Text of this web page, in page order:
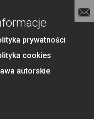
prywatności
cookies
autorskie